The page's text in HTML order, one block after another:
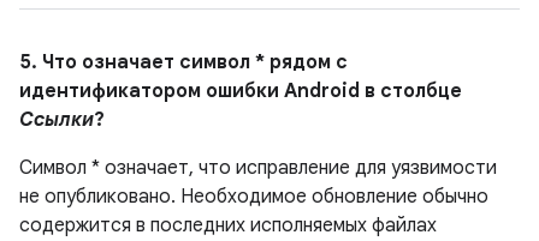
5. Что означает символ * рядом с
идентификатором ошибки Android в столбце
Ссылки?
Символ * означает, что исправление для уязвимости
не опубликовано. Необходимое обновление обычно
содержится в последних исполняемых файлах